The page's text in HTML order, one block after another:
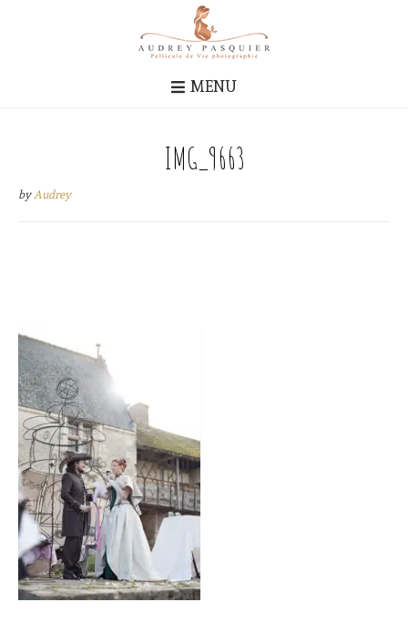
MENU
IMG_9663
byAudrey